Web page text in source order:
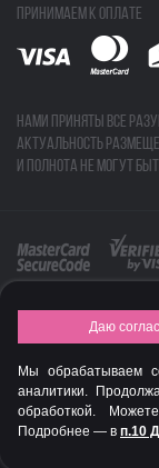
Принимаем к оплате
Нами приняты все
актуальность
и полнота не могут
FASHION NEW
© Интернет-магазин
Авторизируйся,
Даю
Мы обрабатываем
аналитики.
обработкой.
Подробнее — в п.10